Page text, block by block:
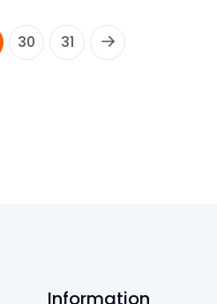
30 31
Information